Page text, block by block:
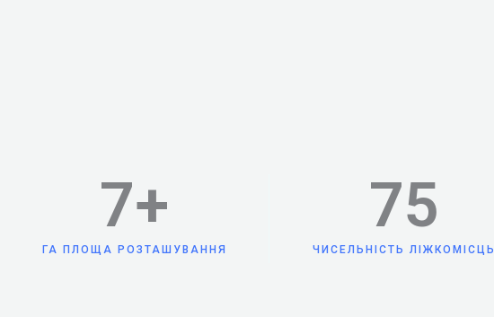
ГА ПЛОЩА РОЗТАШУВАННЯ
7+
ЧИСЕЛЬНІСТЬ ЛІЖКОМІСЦЬ
75